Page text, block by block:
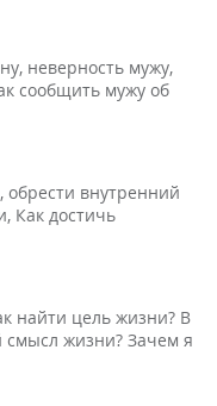
неверность мужу,
сообщить мужу об
обрести внутренний
Как достичь
найти цель жизни? В
смысл жизни? Зачем я